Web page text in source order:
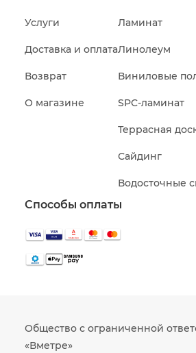
Услуги
Доставка и оплата
Возврат
О магазине
Ламинат
Линолеум
Виниловые
SPC-ламинат
Террасная
Сайдинг
Водосточные
Способы оплаты
Общество с ограниченной
«Вметре»